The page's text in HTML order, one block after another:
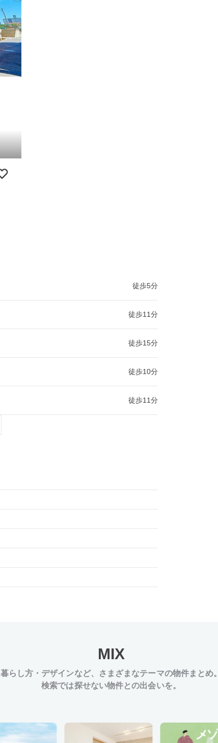
徒歩5分
徒歩11分
徒歩15分
徒歩10分
徒歩11分
MIX
暮らし方・デザインなど、
さまざまなテーマの物件まとめ。
検索では探せない物件との出会いを。